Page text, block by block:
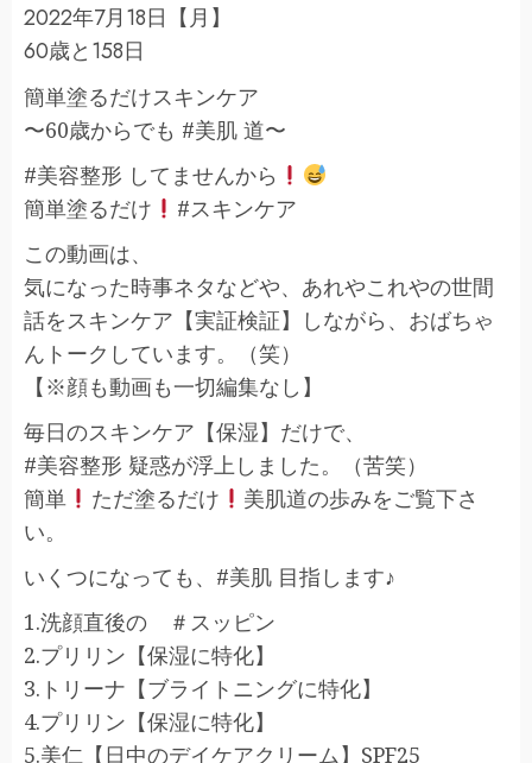
2022年7月18日【月】
60歳と158日
簡単塗るだけスキンケア
〜60歳からでも #美肌 道〜
#美容整形 してませんから
簡単塗るだけ
#スキンケア
この動画は、
気になった時事ネタなどや、あれやこれやの世間
話をスキンケア【実証検証】しながら、おばちゃ
んトークしています。（笑）
【※顔も動画も一切編集なし】
毎日のスキンケア【保湿】だけで、
#美容整形 疑惑が浮上しました。（苦笑）
簡単
ただ塗るだけ
美肌道の歩みをご覧下さ
い。
いくつになっても、#美肌 目指します♪
1.洗顔直後の ＃スッピン
2.プリリン【保湿に特化】
3.トリーナ【ブライトニングに特化】
4.プリリン【保湿に特化】
5.美仁【日中のデイケアクリーム】SPF25